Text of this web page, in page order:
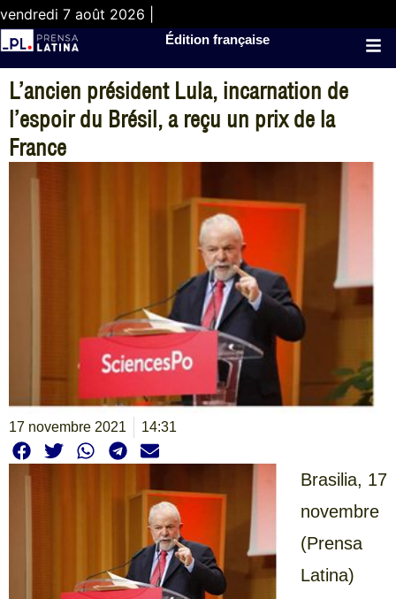
vendredi 7 août 2026 |
Édition française
L’ancien président Lula, incarnation de
l’espoir du Brésil, a reçu un prix de la
France
17 novembre 2021 14:31
Brasilia, 17
novembre
(Prensa
Latina)